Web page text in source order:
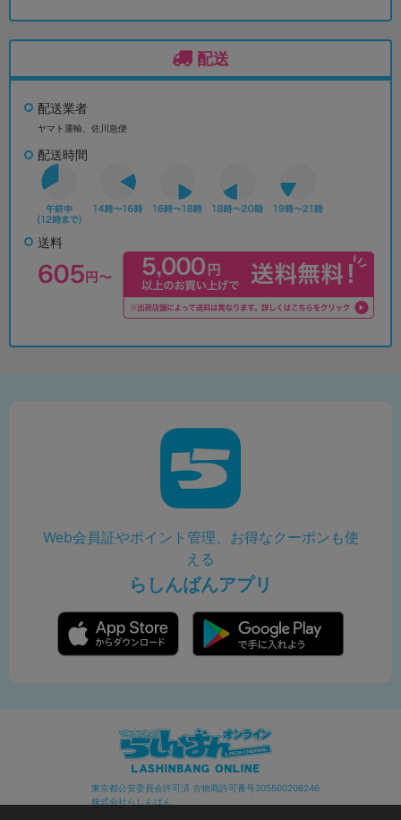
配送
配送業者
ヤマト運輸、佐川急便
配送時間
送料
Web会員証やポイント管理、お得なクーポンも使
える
らしんばんアプリ
東京都公安委員会許可済 古物商許可番号305500206246
株式会社らしんばん